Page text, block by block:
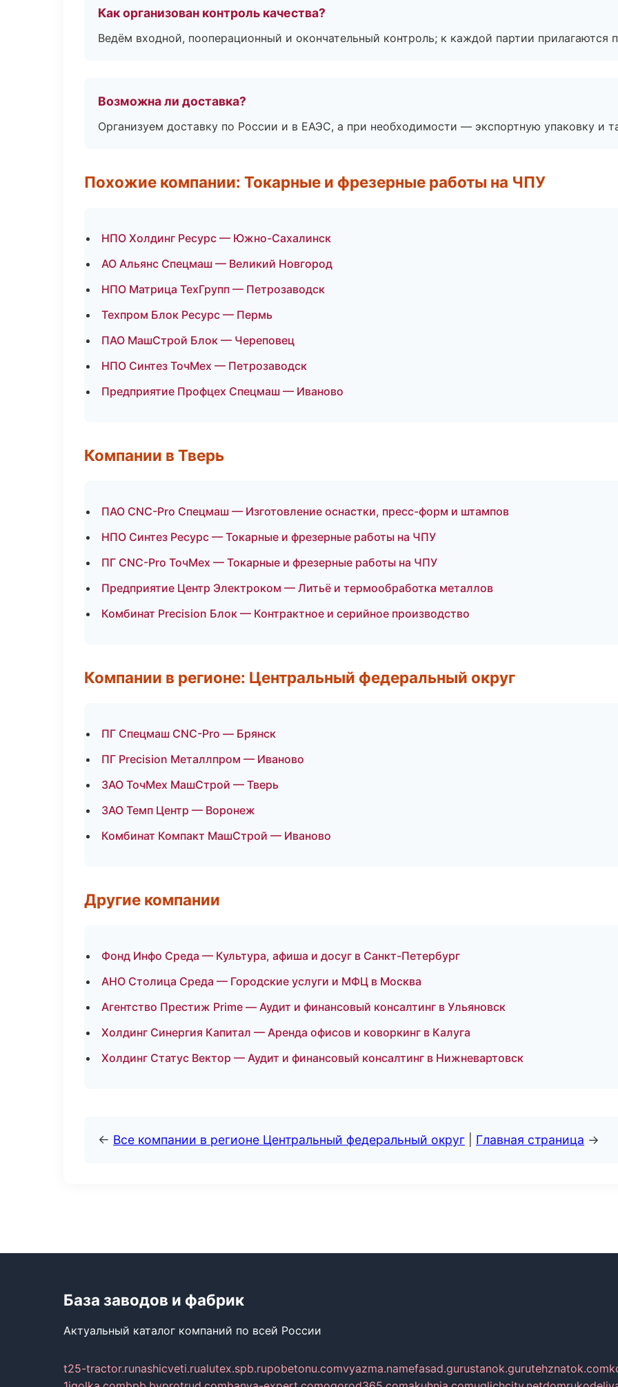
Как организован контроль качества?
Ведём входной, пооперационный и окончательный контроль; к каждой партии прилагаются
Возможна ли доставка?
Организуем доставку по России и в ЕАЭС, а при необходимости — экспортную упаковку и
Похожие компании: Токарные и фрезерные работы на ЧПУ
НПО Холдинг Ресурс — Южно-Сахалинск
АО Альянс Спецмаш — Великий Новгород
НПО Матрица ТехГрупп — Петрозаводск
Техпром Блок Ресурс — Пермь
ПАО МашСтрой Блок — Череповец
НПО Синтез ТочМех — Петрозаводск
Предприятие Профцех Спецмаш — Иваново
Компании в Тверь
ПАО CNC-Pro Спецмаш — Изготовление оснастки, пресс-форм и штампов
НПО Синтез Ресурс — Токарные и фрезерные работы на ЧПУ
ПГ CNC-Pro ТочМех — Токарные и фрезерные работы на ЧПУ
Предприятие Центр Электроком — Литьё и термообработка металлов
Комбинат Precision Блок — Контрактное и серийное производство
Компании в регионе: Центральный федеральный округ
ПГ Спецмаш CNC-Pro — Брянск
ПГ Precision Металлпром — Иваново
ЗАО ТочМех МашСтрой — Тверь
ЗАО Темп Центр — Воронеж
Комбинат Компакт МашСтрой — Иваново
Другие компании
Фонд Инфо Среда — Культура, афиша и досуг в Санкт-Петербург
АНО Столица Среда — Городские услуги и МФЦ в Москва
Агентство Престиж Prime — Аудит и финансовый консалтинг в Ульяновск
Холдинг Синергия Капитал — Аренда офисов и коворкинг в Калуга
Холдинг Статус Вектор — Аудит и финансовый консалтинг в Нижневартовск
← Все компании в регионе Центральный федеральный округ Главная страница →
База заводов и фабрик
Актуальный каталог компаний по всей России
t25-tractor.runashicveti.rualutex.spb.rupobetonu.comvyazma.namefasad.gurustanok.gurutehznatok.com